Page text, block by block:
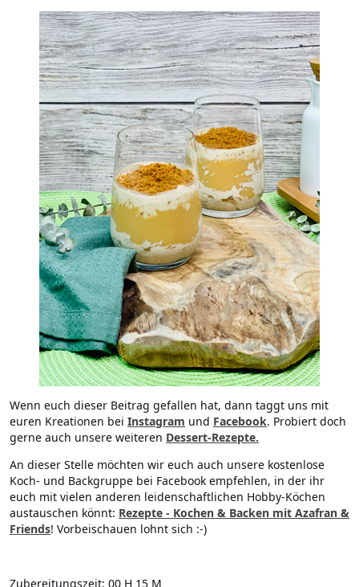
Wenn euch dieser Beitrag gefallen hat, dann taggt uns mit
euren Kreationen bei Instagram und Facebook. Probiert doch
gerne auch unsere weiteren Dessert-Rezepte.
An dieser Stelle möchten wir euch auch unsere kostenlose
Koch- und Backgruppe bei Facebook empfehlen, in der ihr
euch mit vielen anderen leidenschaftlichen Hobby-Köchen
austauschen könnt: Rezepte - Kochen & Backen mit Azafran &
Friends! Vorbeischauen lohnt sich :-)
Zubereitungszeit: 00 H 15 M